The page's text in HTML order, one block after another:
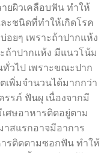
ยผิวเคลือบฟัน ทำให้
ะชนิดที่ทำให้เกิดโรค
ยๆ เพราะถ้าปากแห้ง
ถ้าปากแห้ง มีแนวโน้ม
วไป เพราะขณะปาก
เพิ่มจำนวนได้มากกว่า
รภ์ ฟันผุ เนื่องจากมี
ศษอาหารติดอยู่ตาม
สแรกอาจมีอาการ
ารติดตามซอกฟัน ทำให้